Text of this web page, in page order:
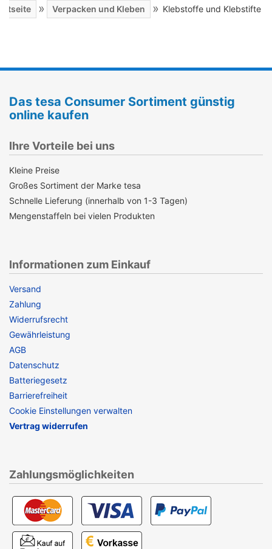
» Verpacken und Kleben » Klebstoffe und Klebstifte
Das tesa Consumer Sortiment günstig
online kaufen
Ihre Vorteile bei uns
Kleine Preise
Großes Sortiment der Marke tesa
Schnelle Lieferung (innerhalb von 1-3 Tagen)
Mengenstaffeln bei vielen Produkten
Informationen zum Einkauf
Versand
Zahlung
Widerrufsrecht
Gewährleistung
AGB
Datenschutz
Batteriegesetz
Barrierefreiheit
Cookie Einstellungen verwalten
Vertrag widerrufen
Zahlungsmöglichkeiten